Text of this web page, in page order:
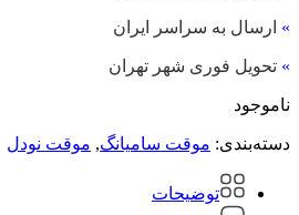
» ارسال به سراسر ایران
» تحویل فوری شهر تهران
ناموجود
دسته‌بندی: موقت سامیانگ, موقت نودل
توضیحات